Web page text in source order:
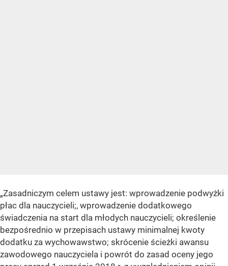
„Zasadniczym celem ustawy jest: wprowadzenie podwyżki
płac dla nauczycieli;, wprowadzenie dodatkowego
świadczenia na start dla młodych nauczycieli; określenie
bezpośrednio w przepisach ustawy minimalnej kwoty
dodatku za wychowawstwo; skrócenie ścieżki awansu
zawodowego nauczyciela i powrót do zasad oceny jego